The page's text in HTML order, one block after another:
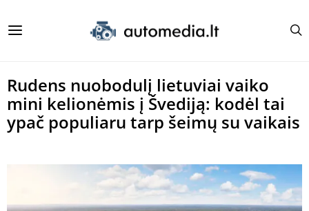
Rudens nuobodulį lietuviai vaiko
mini kelionėmis į Švediją: kodėl tai
ypač populiaru tarp šeimų su vaikais